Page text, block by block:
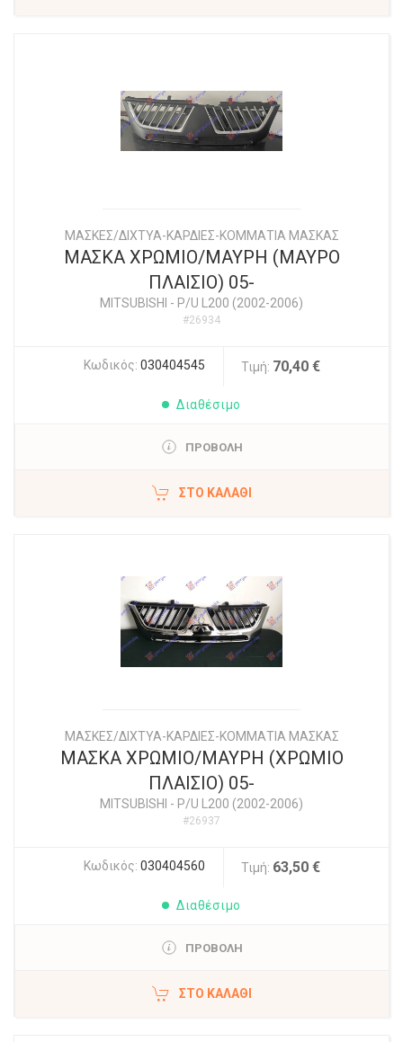
ΜΑΣΚΕΣ/ΔΙΧΤΥΑ-ΚΑΡΔΙΕΣ-ΚΟΜΜΑΤΙΑ ΜΑΣΚΑΣ
ΜΑΣΚΑ ΧΡΩΜΙΟ/ΜΑΥΡΗ (ΜΑΥΡΟ
ΠΛΑΙΣΙΟ) 05-
MITSUBISHI - P/U L200 (2002-2006)
#26934
Κωδικός: 030404545 Τιμή: 70,40 €
Διαθέσιμο
ΠΡΟΒΟΛΗ
ΣΤΟ ΚΑΛΆΘΙ
ΜΑΣΚΕΣ/ΔΙΧΤΥΑ-ΚΑΡΔΙΕΣ-ΚΟΜΜΑΤΙΑ ΜΑΣΚΑΣ
ΜΑΣΚΑ ΧΡΩΜΙΟ/ΜΑΥΡΗ (ΧΡΩΜΙΟ
ΠΛΑΙΣΙΟ) 05-
MITSUBISHI - P/U L200 (2002-2006)
#26937
Κωδικός: 030404560 Τιμή: 63,50 €
Διαθέσιμο
ΠΡΟΒΟΛΗ
ΣΤΟ ΚΑΛΆΘΙ